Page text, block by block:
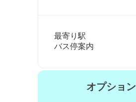
最寄り駅
バス停案内
オプション